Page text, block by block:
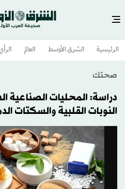
الرئيسية الشرق الأوسط​ العالم
صحتك
دراسة: المحليات الصناعية
النوبات القلبية والسكتات